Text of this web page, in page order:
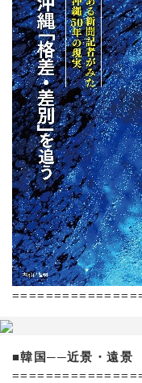
■韓国──近景・遠